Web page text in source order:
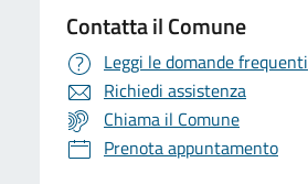
Contatta il Comune
Leggi le domande frequenti
Richiedi assistenza
Chiama il Comune
Prenota appuntamento